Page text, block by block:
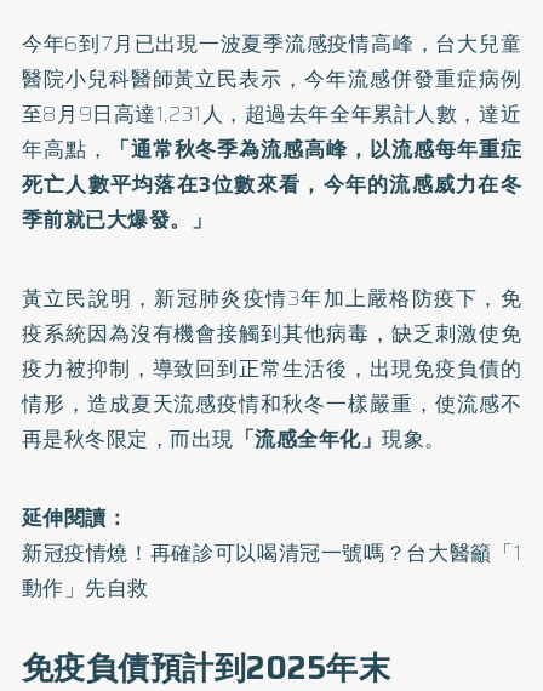
今年6到7月已出現一波夏季流感疫情高峰，台大兒童
醫院小兒科醫師黃立民表示，今年流感併發重症病例
至8月9日高達1,231人，超過去年全年累計人數，達近
年高點，
「通常秋冬季為流感高峰，以流感每年重症
死亡人數平均落在3位數來看，今年的流感威力在冬
季前就已大爆發。」
黃立民說明，新冠肺炎疫情3年加上嚴格防疫下，免
疫系統因為沒有機會接觸到其他病毒，缺乏刺激使免
疫力被抑制，導致回到正常生活後，出現免疫負債的
情形，造成夏天流感疫情和秋冬一樣嚴重，使流感不
再是秋冬限定，而出現 「流感全年化」現象。
延伸閱讀：
新冠疫情燒！再確診可以喝清冠一號嗎？台大醫籲「1
動作」先自救
免疫負債預計到2025年末